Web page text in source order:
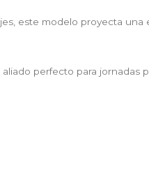
este modelo proyecta una
perfecto para